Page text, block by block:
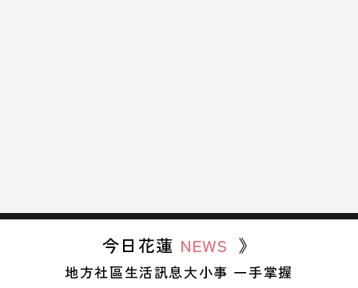
今日花蓮 NEWS 》
地方社區生活訊息大小事 一手掌握